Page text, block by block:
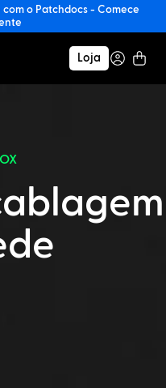
o Patchdocs - Comece
Loja